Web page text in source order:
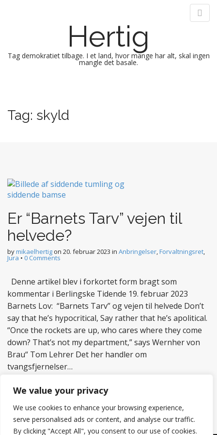
We value your privacy
We use cookies to enhance your browsing experience,
serve personalised ads or content, and analyse our traffic.
By clicking "Accept All", you consent to our use of cookies.
Hertig
Tag demokratiet tilbage. I et land, hvor mange har alt, skal ingen
mangle det basale.
i
n
p
t
e
n
Tag: skyld
Er “Barnets Tarv” vejen til
helvede?
bymikaelhertigon 20. februar 2023 in Anbringelser,Forvaltningsret,
Jura • 0 Comments
Denne artikel blev i forkortet form bragt som
kommentar i Berlingske Tidende 19. februar 2023
Barnets Lov: “Barnets Tarv” og vejen til helvede Don’t
say that he’s hypocritical, Say rather that he’s apolitical.
“Once the rockets are up, who cares where they come
down? That’s not my department,” says Wernher von
Brau“ Tom Lehrer Det her handler om
tvangsfjernelser…
Read more